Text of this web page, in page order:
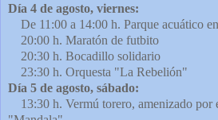
Día 4 de agosto, viernes:
De 11:00 a 14:00 h. Parque acuático
20:00 h. Maratón de futbito
20:30 h. Bocadillo solidario
23:30 h. Orquesta "La Rebelión"
Día 5 de agosto, sábado:
13:30 h. Vermú torero, amenizado por